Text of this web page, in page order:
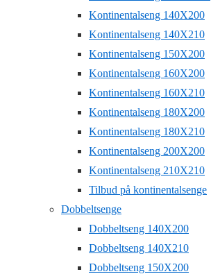
Kontinentalseng 140X200
Kontinentalseng 140X210
Kontinentalseng 150X200
Kontinentalseng 160X200
Kontinentalseng 160X210
Kontinentalseng 180X200
Kontinentalseng 180X210
Kontinentalseng 200X200
Kontinentalseng 210X210
Tilbud på kontinentalsenge
Dobbeltsenge
Dobbeltseng 140X200
Dobbeltseng 140X210
Dobbeltseng 150X200